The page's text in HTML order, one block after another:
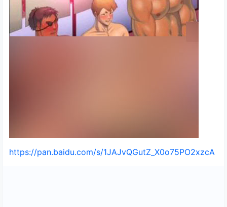
https://pan.baidu.com/s/1JAJvQGutZ_X0o75PO2xzcA